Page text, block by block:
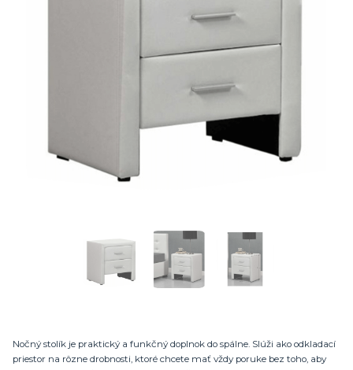
Nočný stolík je praktický a funkčný doplnok do spálne. Slúži ako odkladací
priestor na rôzne drobnosti, ktoré chcete mať vždy poruke bez toho, aby